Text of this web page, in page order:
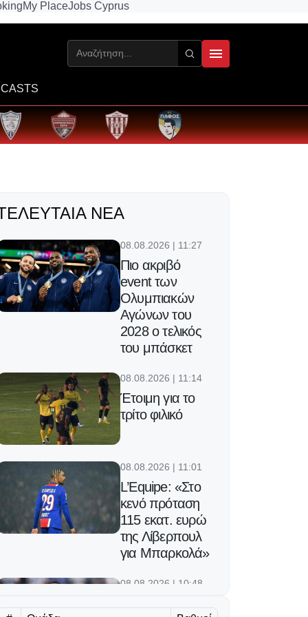
My PlaceJobs Cyprus
ΝΈΑ
08.08.2026 | 11:27
Πιο ακριβό
event των
Ολυμπιακών
Αγώνων του
2028 ο τελικός
του μπάσκετ
08.08.2026 | 11:14
Έτοιμη για το
τρίτο φιλικό
08.08.2026 | 11:01
L’Equipe: «Στο
κενό πρόταση
115 εκατ. ευρώ
της Λίβερπουλ
για Μπαρκολά»
08.08.2026 | 10:48